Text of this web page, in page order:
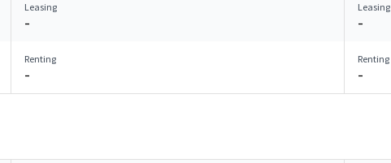
Leasing
–
Leasing
–
Renting
–
Renting
–